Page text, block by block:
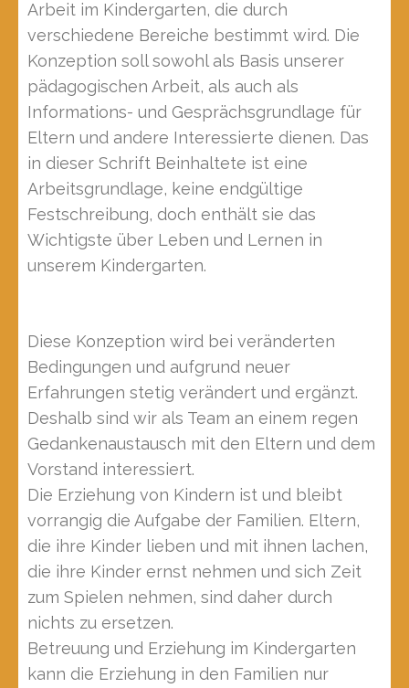
Arbeit im Kindergarten, die durch
verschiedene Bereiche bestimmt wird. Die
Konzeption soll sowohl als Basis unserer
pädagogischen Arbeit, als auch als
Informations- und Gesprächsgrundlage für
Eltern und andere Interessierte dienen. Das
in dieser Schrift Beinhaltete ist eine
Arbeitsgrundlage, keine endgültige
Festschreibung, doch enthält sie das
Wichtigste über Leben und Lernen in
unserem Kindergarten.
Diese Konzeption wird bei veränderten
Bedingungen und aufgrund neuer
Erfahrungen stetig verändert und ergänzt.
Deshalb sind wir als Team an einem regen
Gedankenaustausch mit den Eltern und dem
Vorstand interessiert.
Die Erziehung von Kindern ist und bleibt
vorrangig die Aufgabe der Familien. Eltern,
die ihre Kinder lieben und mit ihnen lachen,
die ihre Kinder ernst nehmen und sich Zeit
zum Spielen nehmen, sind daher durch
nichts zu ersetzen.
Betreuung und Erziehung im Kindergarten
kann die Erziehung in den Familien nur